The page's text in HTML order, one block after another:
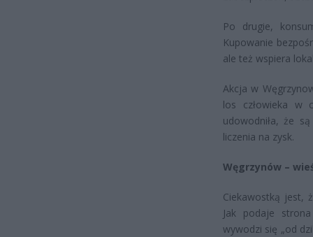
Po drugie,
Kupowanie
ale też wspiera
Akcja w
los człowieka w
udowodniła, że
liczenia na zysk.
Węgrzynów –
Ciekawostką jest,
Jak podaje
wywodzi się „od